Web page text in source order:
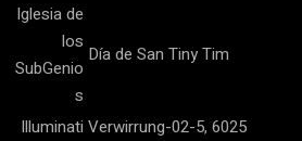
Iglesia de
los
SubGenio
s
Día de San Tiny Tim
Illuminati Verwirrung-02-5, 6025